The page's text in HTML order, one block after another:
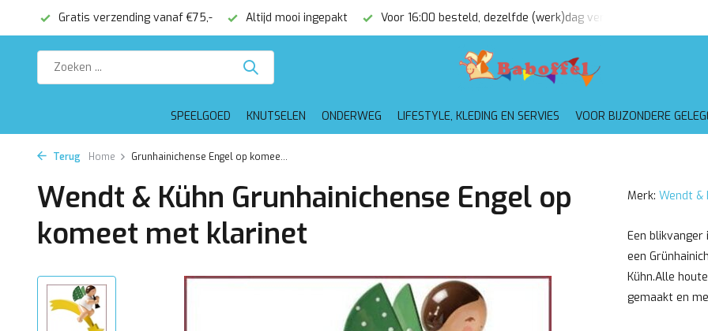
Gratis verzending vanaf €75,- Altijd mooi ingepakt Voor 16:00 besteld, dezelfde (werk)dag verzonden
SPEELGOED KNUTSELEN ONDERWEG LIFESTYLE, KLEDING EN SERVIES VOOR BIJZONDERE
Terug Home Grunhainichense Engel op komee...
Wendt & Kühn Grunhainichense Engel op
komeet met klarinet
Merk: Wendt &
Een
een
Kühn.Alle
gemaakt en